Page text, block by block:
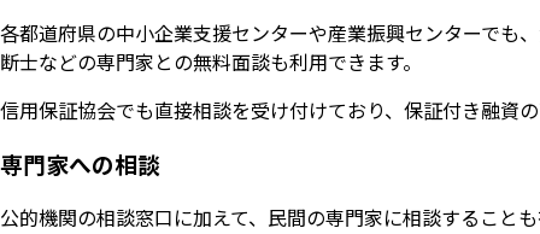
各都道府県の中小企業支援センターや産業振興センターでも
断士などの専門家との無料面談も利用できます。
信用保証協会でも直接相談を受け付けており、保証付き融資
専門家への相談
公的機関の相談窓口に加えて、民間の専門家に相談すること